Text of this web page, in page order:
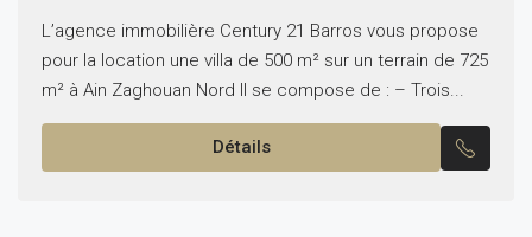
L’agence immobilière Century 21 Barros vous propose
pour la location une villa de 500 m² sur un terrain de 725
m² à Ain Zaghouan Nord Il se compose de : – Trois...
Détails